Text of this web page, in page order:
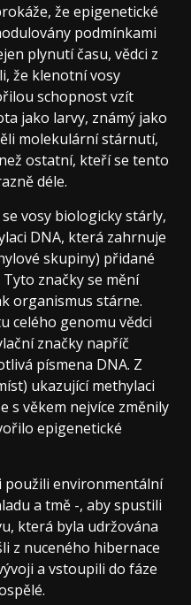
že epigenetické
podmínkami
plynutí času, vědci z
že klenotní vosy
schopnost vzít
jako larvy, známý jako
molekulární stárnutí,
ostatní, kteří se tento
déle.
vosy biologicky stárly,
DNA, která zahrnuje
skupiny) přidané
značky se mění
organismus stárne.
celého genomu vědci
značky napříč
písmena DNA. Z
ukazující methylaci
s věkem nejvíce změnily
epigenetické
použili environmentální
a tmě -, aby spustili
která byla udržována
z nuceného hibernace
a vstoupili do fáze